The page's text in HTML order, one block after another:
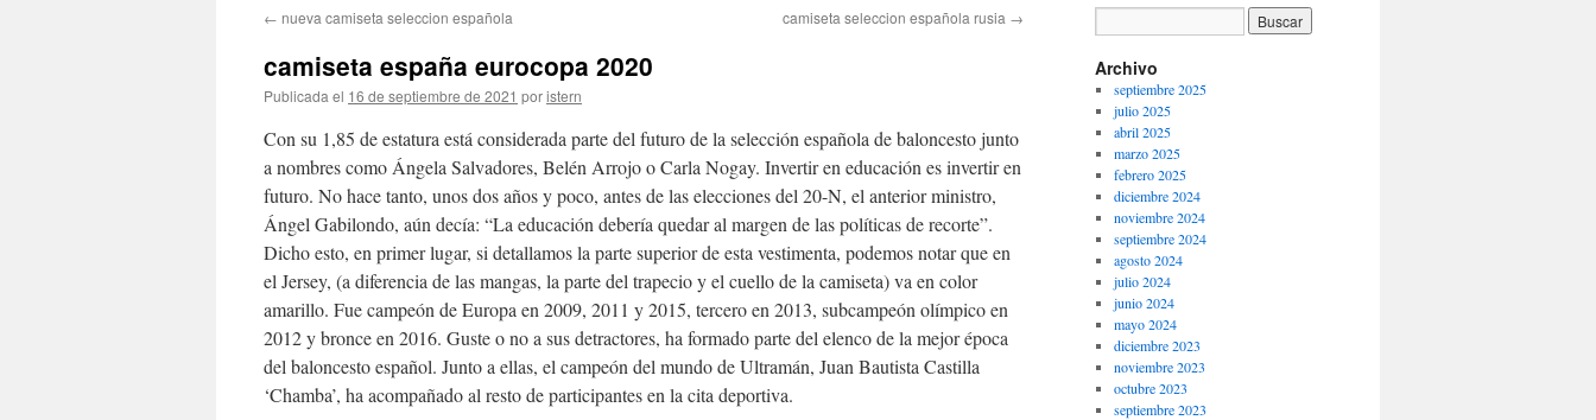
contenido
← nueva camiseta seleccion española camiseta seleccion española rusia →
camiseta españa eurocopa 2020
Publicada el 16 de septiembre de 2021 poristern
Con su 1,85 de estatura está considerada parte del futuro de la selección española de baloncesto junto
a nombres como Ángela Salvadores, Belén Arrojo o Carla Nogay. Invertir en educación es invertir en
futuro. No hace tanto, unos dos años y poco, antes de las elecciones del 20-N, el anterior ministro,
Ángel Gabilondo, aún decía: “La educación debería quedar al margen de las políticas de recorte”.
Dicho esto, en primer lugar, si detallamos la parte superior de esta vestimenta, podemos notar que en
el Jersey, (a diferencia de las mangas, la parte del trapecio y el cuello de la camiseta) va en color
amarillo. Fue campeón de Europa en 2009, 2011 y 2015, tercero en 2013, subcampeón olímpico en
2012 y bronce en 2016. Guste o no a sus detractores, ha formado parte del elenco de la mejor época
del baloncesto español. Junto a ellas, el campeón del mundo de Ultramán, Juan Bautista Castilla
‘Chamba’, ha acompañado al resto de participantes en la cita deportiva.
Archivo
septiembre 2025
julio 2025
abril 2025
marzo 2025
febrero 2025
diciembre 2024
noviembre 2024
septiembre 2024
agosto 2024
julio 2024
junio 2024
mayo 2024
diciembre 2023
noviembre 2023
octubre 2023
septiembre 2023